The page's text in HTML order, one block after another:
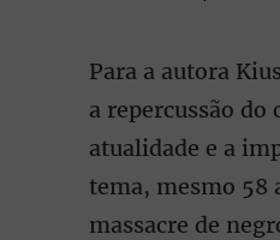
Para a autora
a repercussão do
atualidade e a
tema, mesmo 58
massacre de